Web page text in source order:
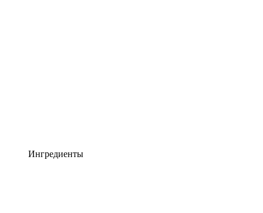
Ингредиенты